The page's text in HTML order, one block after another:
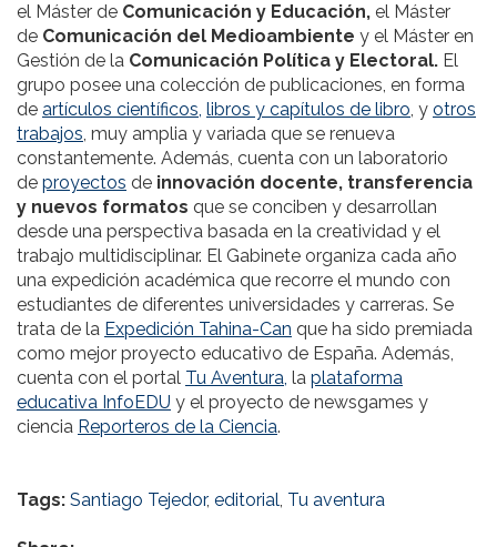
el Máster de Comunicación y Educación, el Máster
de Comunicación del Medioambiente y el Máster en
Gestión de la Comunicación Política y Electoral. El
grupo posee una colección de publicaciones, en forma
de artículos científicos, libros y capítulos de libro, y otros
trabajos, muy amplia y variada que se renueva
constantemente. Además, cuenta con un laboratorio
de proyectos de innovación docente, transferencia
y nuevos formatos que se conciben y desarrollan
desde una perspectiva basada en la creatividad y el
trabajo multidisciplinar. El Gabinete organiza cada año
una expedición académica que recorre el mundo con
estudiantes de diferentes universidades y carreras. Se
trata de la Expedición Tahina-Can que ha sido premiada
como mejor proyecto educativo de España. Además,
cuenta con el portal Tu Aventura, la plataforma
educativa InfoEDU y el proyecto de newsgames y
ciencia Reporteros de la Ciencia.
Tags: Santiago Tejedor, editorial, Tu aventura